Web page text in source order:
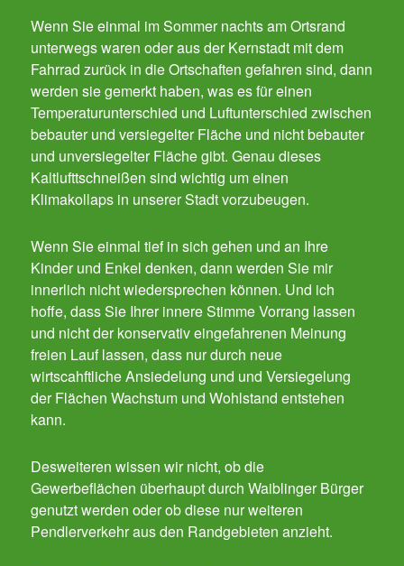
Wenn Sie einmal im Sommer nachts am Ortsrand
unterwegs waren oder aus der Kernstadt mit dem
Fahrrad zurück in die Ortschaften gefahren sind, dann
werden sie gemerkt haben, was es für einen
Temperaturunterschied und Luftunterschied zwischen
bebauter und versiegelter Fläche und nicht bebauter
und unversiegelter Fläche gibt. Genau dieses
Kaltlufttschneißen sind wichtig um einen
Klimakollaps in unserer Stadt vorzubeugen.
Wenn Sie einmal tief in sich gehen und an Ihre
Kinder und Enkel denken, dann werden Sie mir
innerlich nicht wiedersprechen können. Und ich
hoffe, dass Sie Ihrer innere Stimme Vorrang lassen
und nicht der konservativ eingefahrenen Meinung
freien Lauf lassen, dass nur durch neue
wirtscahftliche Ansiedelung und und Versiegelung
der Flächen Wachstum und Wohlstand entstehen
kann.
Desweiteren wissen wir nicht, ob die
Gewerbeflächen überhaupt durch Waiblinger Bürger
genutzt werden oder ob diese nur weiteren
Pendlerverkehr aus den Randgebieten anzieht.